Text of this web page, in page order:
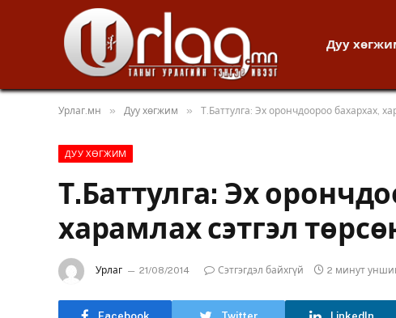
Дуу
Урлаг.мн » Дуу хөгжим » Т.Баттулга: Эх орончдоороо бахархах,
ДУУ ХӨГЖИМ
Т.Баттулга: Эх
харамлах сэтгэл
Урлаг 21/08/2014 Сэтгэгдэл байхгүй 2 минут
Facebook Twitter LinkedIn